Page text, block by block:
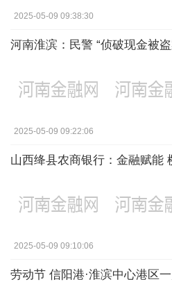
2025-05-09 09:38:30
河南淮滨：民警 “侦破现金被盗
2025-05-09 09:22:06
山西绛县农商银行：金融赋能
2025-05-09 09:10:06
劳动节 信阳港·淮滨中心港区